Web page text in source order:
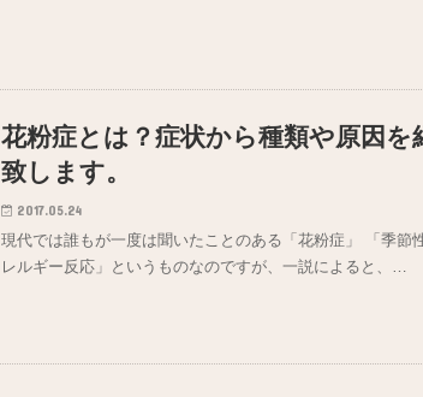
花粉症とは？症状から種類や原因を
致します。
2017.05.24
現代では誰もが一度は聞いたことのある「花粉症」 「季節
レルギー反応」というものなのですが、一説によると、…